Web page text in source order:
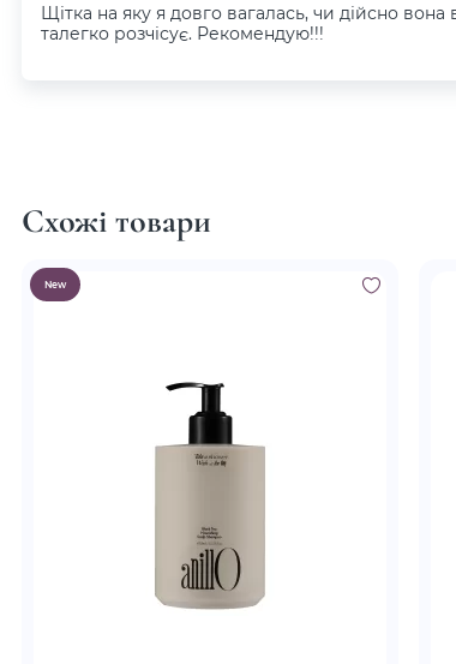
Щітка на яку я довго вагалась, чи дійсно
талегко розчісує. Рекомендую!!!
Схожі товари
New